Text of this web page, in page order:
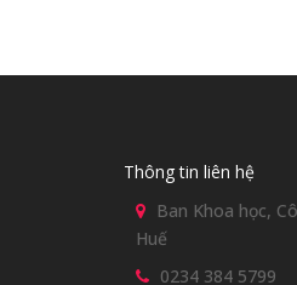
Thông tin liên hệ
Ban Khoa học,
Huế
0234 384 5799